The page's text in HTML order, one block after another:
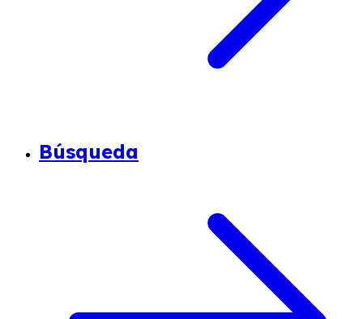
Búsqueda